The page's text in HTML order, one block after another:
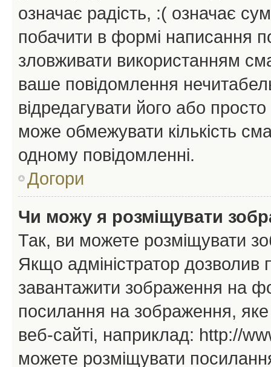
означає радість, :( означає
побачити в формі написання
зловживати використанням
ваше повідомлення
відредагувати його або
може обмежувати кількість
одному повідомленні.
Догори
Чи можу я розміщувати
Так, ви можете розміщувати
Якщо адміністратор
завантажити зображення на
посилання на зображення, яке
веб-сайті, наприклад: http://
можете розміщувати